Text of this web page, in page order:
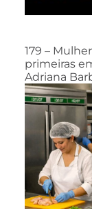
179 –
primeiras
Adriana